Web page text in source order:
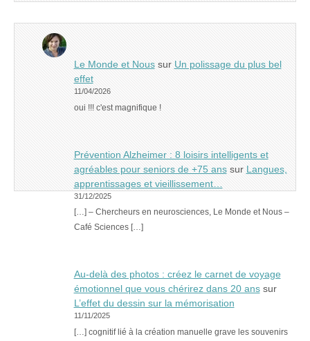
Le Monde et Noussur Un polissage du plus bel
effet
11/04/2026
oui !!! c'est magnifique !
Prévention Alzheimer : 8 loisirs intelligents et
agréables pour seniors de +75 anssur Langues,
apprentissages et vieillissement…
31/12/2025
[…] – Chercheurs en neurosciences, Le Monde et Nous –
Café Sciences […]
Au-delà des photos : créez le carnet de voyage
émotionnel que vous chérirez dans 20 anssur
L’effet du dessin sur la mémorisation
11/11/2025
[…] cognitif lié à la création manuelle grave les souvenirs